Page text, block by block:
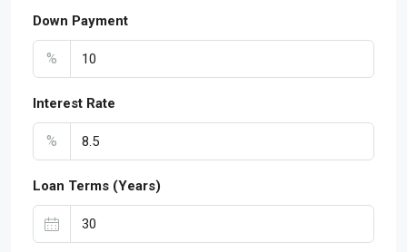
Down Payment
%
Interest Rate
%
Loan Terms (Years)